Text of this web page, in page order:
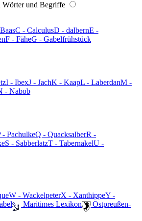
Wörter und Begriffe
C - CalculusD - dalbernE -
F - FäheG - Gabelfrühstück
I - IbexJ - JachK - KaapL - LaberdanM -
- Nabob
- PachulkeQ - QuacksalberR -
S - SabberlatzT - TabernakelU -
W - WackelpeterX - XanthippeY -
️ Maritimes Lexikon
️ Ostpreußen-